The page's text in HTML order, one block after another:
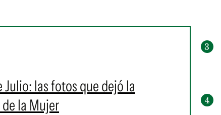
Julio: las fotos que dejó la
la Mujer